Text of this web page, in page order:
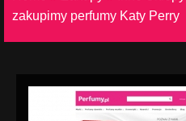
zakupimy perfumy Katy Perry